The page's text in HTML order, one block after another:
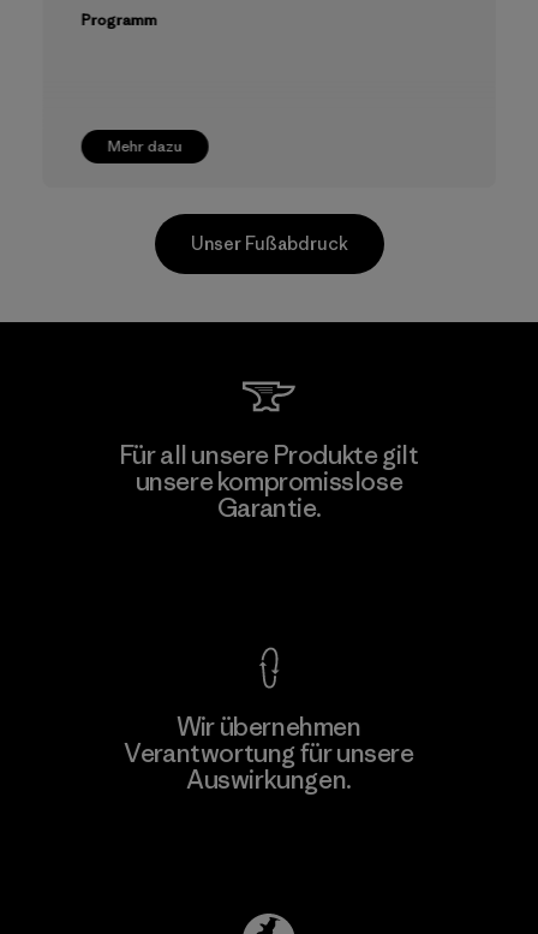
Mehr dazu
Programm
Arvind Limited (Shirting and
Khaki Divisions)
Unser Fußabdruck
Für all unsere Produkte gilt
unsere kompromisslose
Garantie.
Wir übernehmen
Verantwortung für unsere
Auswirkungen.